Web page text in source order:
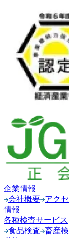
企業情報
会社概要 アク
情報
各種検査サービス
食品検査 畜産